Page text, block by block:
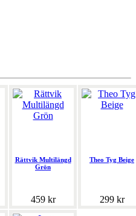
Rättvik Multilängd
Grön
459 kr
Theo Tyg Beige
299 kr